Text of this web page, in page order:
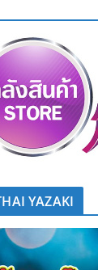
YAZAKI